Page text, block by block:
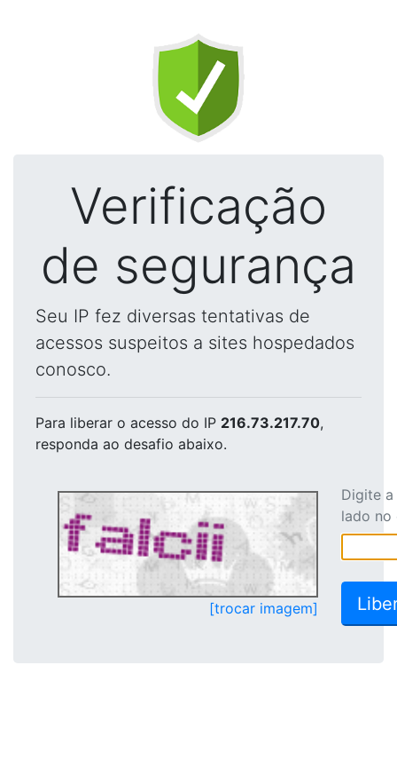
Verificação
de segurança
Seu IP fez diversas tentativas de
acessos suspeitos a sites hospedados
conosco.
Para liberar o acesso do IP 216.73.217.70,
responda ao desafio abaixo.
[trocar imagem]
Digite
lado no